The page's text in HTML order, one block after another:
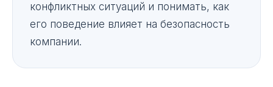
конфликтных ситуаций и понимать, как
его поведение влияет на безопасность
компании.